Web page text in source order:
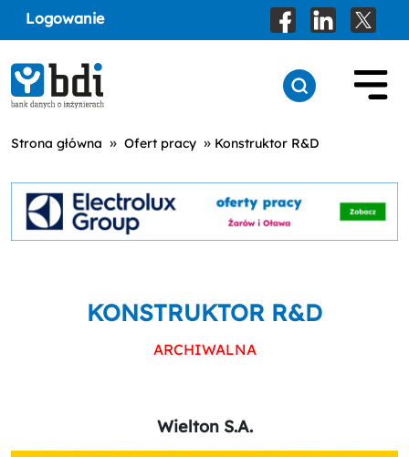
Logowanie
Strona główna » Ofert pracy » Konstruktor R&D
KONSTRUKTOR R&D
ARCHIWALNA
Wielton S.A.